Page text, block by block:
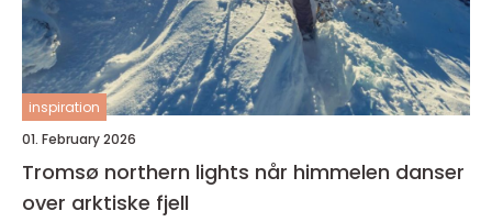
inspiration
01. February 2026
Tromsø northern lights når himmelen danser
over arktiske fjell